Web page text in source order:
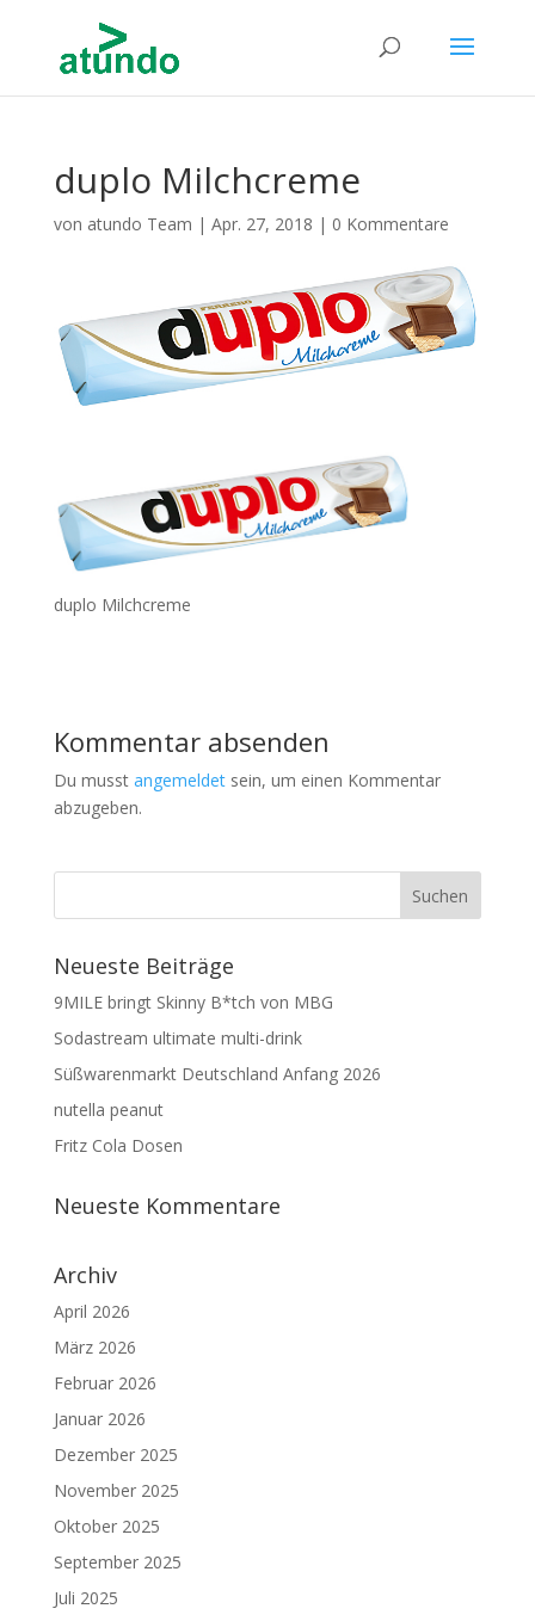
duplo Milchcreme
von atundo Team | Apr. 27, 2018 | 0 Kommentare
duplo Milchcreme
Kommentar absenden
Du musst angemeldetsein, um einen Kommentar
abzugeben.
Neueste Beiträge
9MILE bringt Skinny B*tch von MBG
Sodastream ultimate multi-drink
Süßwarenmarkt Deutschland Anfang 2026
nutella peanut
Fritz Cola Dosen
Neueste Kommentare
Archiv
April 2026
März 2026
Februar 2026
Januar 2026
Dezember 2025
November 2025
Oktober 2025
September 2025
Juli 2025